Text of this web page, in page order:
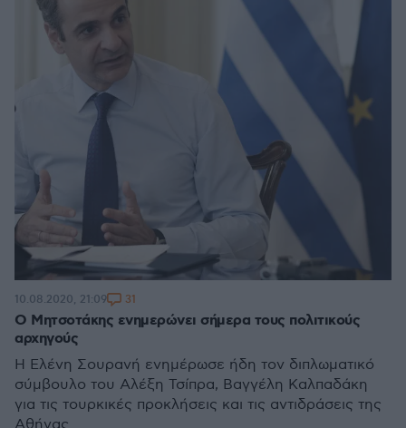
Ο Μητσοτάκης ενημερώνει σήμερα τους πολιτικούς
αρχηγούς
Η Ελένη Σουρανή ενημέρωσε ήδη τον διπλωματικό
σύμβουλο του Αλέξη Τσίπρα, Βαγγέλη Καλπαδάκη
για τις τουρκικές προκλήσεις και τις αντιδράσεις της
Αθήνας
10.08.2020, 21:09 31